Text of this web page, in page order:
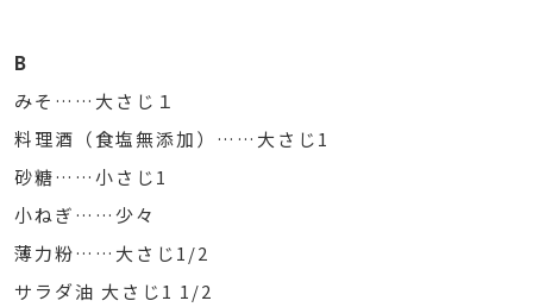
B
みそ……大さじ１
料理酒（食塩無添加）……大さじ1
砂糖……小さじ1
小ねぎ……少々
薄力粉……大さじ1/2
サラダ油 大さじ1 1/2